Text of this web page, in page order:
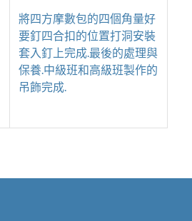
將四方摩數包的四個角量好
要釘四合扣的位置打洞安裝
套入釘上完成.最後的處理與
保養.中級班和高級班製作的
吊飾完成.